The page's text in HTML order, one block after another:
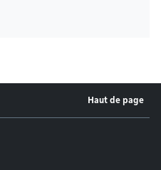
Haut de page